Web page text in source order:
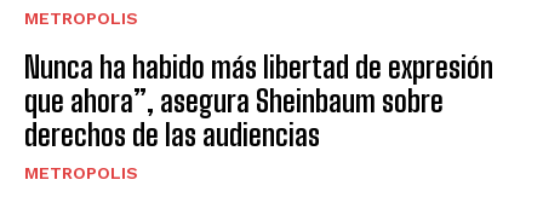
METROPOLIS
Nunca ha habido más libertad de expresión
que ahora”, asegura Sheinbaum sobre
derechos de las audiencias
METROPOLIS